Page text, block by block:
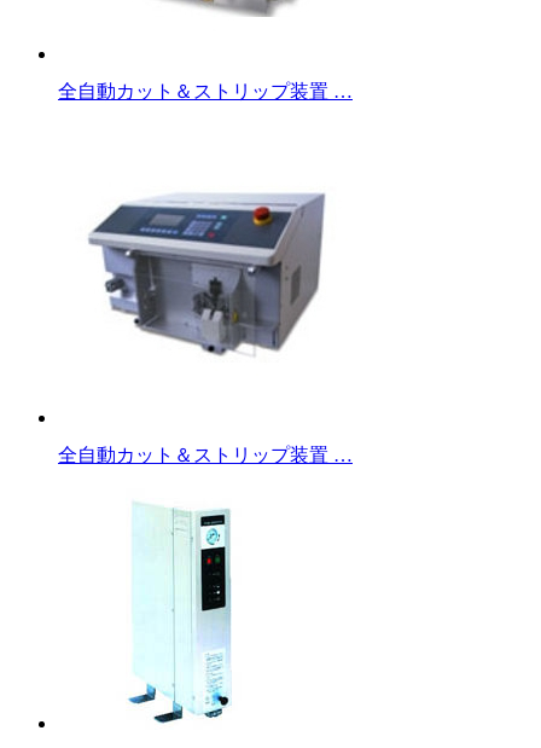
全自動カット＆ストリップ装置 …
全自動カット＆ストリップ装置 …